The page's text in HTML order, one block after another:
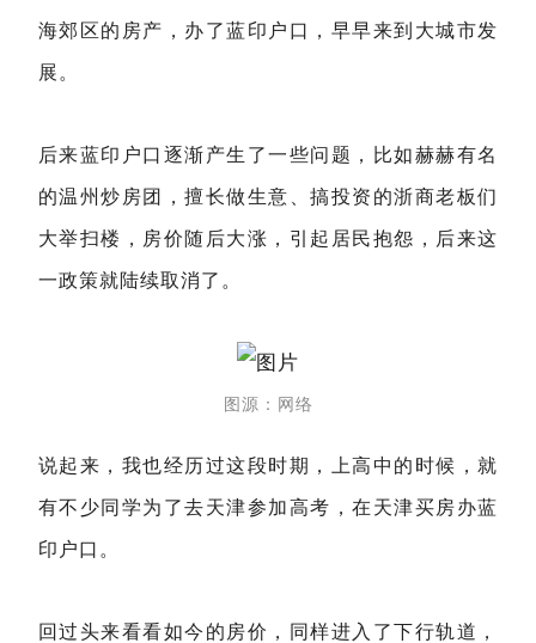
海郊区的房产，办了蓝印户口，早早来到大城市发
展。
后来蓝印户口逐渐产生了一些问题，比如赫赫有名
的温州炒房团，擅长做生意、搞投资的浙商老板们
大举扫楼，房价随后大涨，引起居民抱怨，后来这
一政策就陆续取消了。
图源：网络
说起来，我也经历过这段时期，上高中的时候，就
有不少同学为了去天津参加高考，在天津买房办蓝
印户口。
回过头来看看如今的房价，同样进入了下行轨道，